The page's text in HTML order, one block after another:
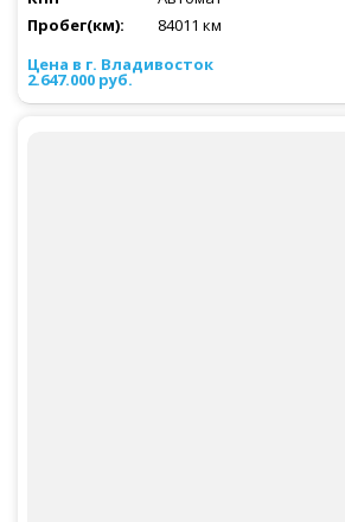
84011 км
2.647.000 руб.